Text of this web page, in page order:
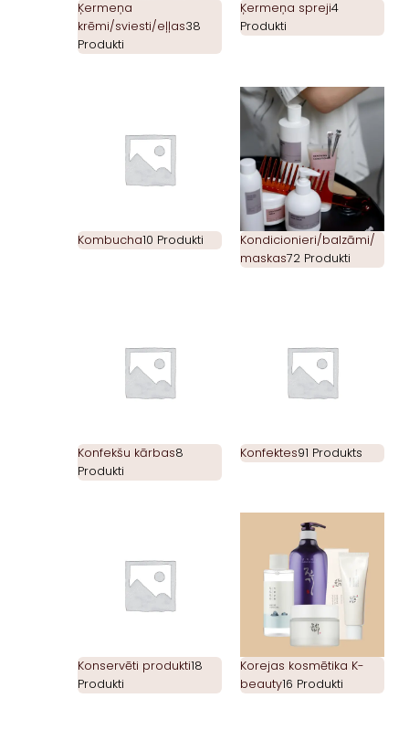
Ķermeņa
krēmi/sviesti/eļļas38
Produkti
Ķermeņa spreji4
Produkti
Kombucha10 Produkti
Kondicionieri/balzāmi/
maskas72 Produkti
Konfekšu kārbas8
Produkti
Konfektes91 Produkts
Konservēti produkti18
Produkti
Korejas kosmētika K-
beauty16 Produkti